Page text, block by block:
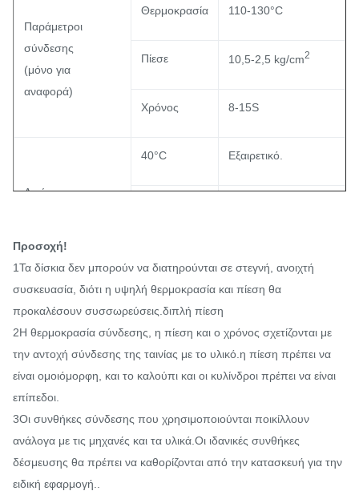
Παράμετροι
σύνδεσης
(μόνο για
αναφορά)
Θερμοκρασία 110-130°C
Πίεσε 10,5-2,5 kg/cm2
Χρόνος 8-15S
Αντίσταση στο
40°C Εξαιρετικό.
Προσοχή!
1Τα δίσκια δεν μπορούν να διατηρούνται σε στεγνή, ανοιχτή
συσκευασία, διότι η υψηλή θερμοκρασία και πίεση θα
προκαλέσουν συσσωρεύσεις. διπλή πίεση
2Η θερμοκρασία σύνδεσης, η πίεση και ο χρόνος σχετίζονται με
την αντοχή σύνδεσης της ταινίας με το υλικό.η πίεση πρέπει να
είναι ομοιόμορφη, και το καλούπι και οι κυλίνδροι πρέπει να είναι
επίπεδοι.
3Οι συνθήκες σύνδεσης που χρησιμοποιούνται ποικίλλουν
ανάλογα με τις μηχανές και τα υλικά.Οι ιδανικές συνθήκες
δέσμευσης θα πρέπει να καθορίζονται από την κατασκευή για την
ειδική εφαρμογή..